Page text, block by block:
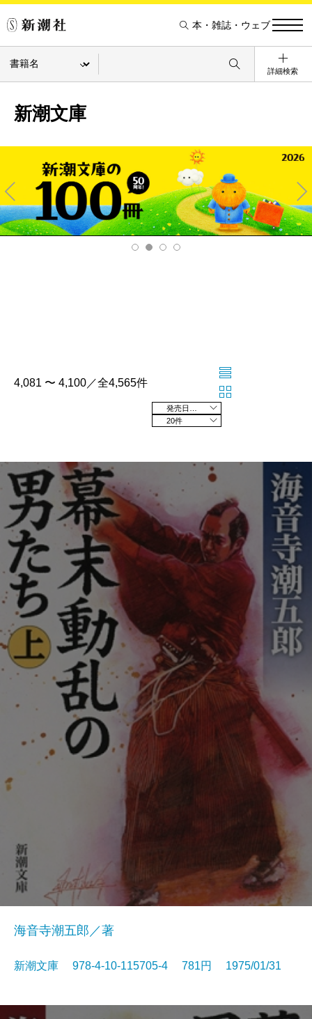
本・雑誌・ウェブ
詳細検索
新潮文庫
Pre
v
Ne
xt
4,081 〜 4,100／全4,565件
20件
海音寺潮五郎／著
新潮文庫 978-4-10-115705-4 781円 1975/01/31